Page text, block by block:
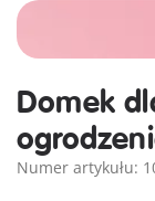
Domek
Numer artykułu: